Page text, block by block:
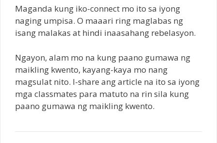
Maganda kung iko-connect mo ito sa iyong
naging umpisa. O maaari ring maglabas ng
isang malakas at hindi inaasahang rebelasyon.
Ngayon, alam mo na kung paano gumawa ng
maikling kwento, kayang-kaya mo nang
magsulat nito. I-share ang article na ito sa iyong
mga classmates para matuto na rin sila kung
paano gumawa ng maikling kwento.